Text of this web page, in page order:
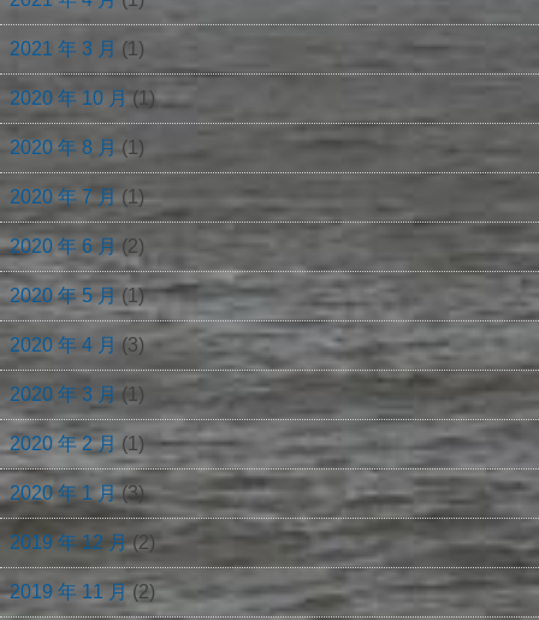
2021 年 3 月 (1)
2020 年 10 月 (1)
2020 年 8 月 (1)
2020 年 7 月 (1)
2020 年 6 月 (2)
2020 年 5 月 (1)
2020 年 4 月 (3)
2020 年 3 月 (1)
2020 年 2 月 (1)
2020 年 1 月(3)
2019 年 12 月(2)
2019 年 11 月(2)